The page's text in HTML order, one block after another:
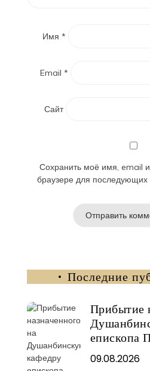
Имя *
Email *
Сайт
Сохранить моё имя, email
браузере для
Последние
Прибытие
епископа
09.08.2026